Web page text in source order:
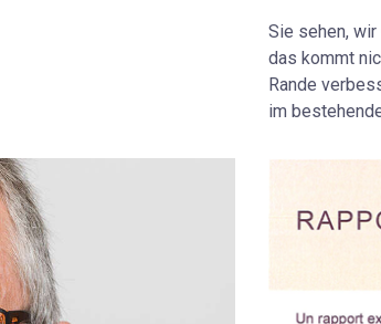
Sie sehen,
das kommt
Rande
im